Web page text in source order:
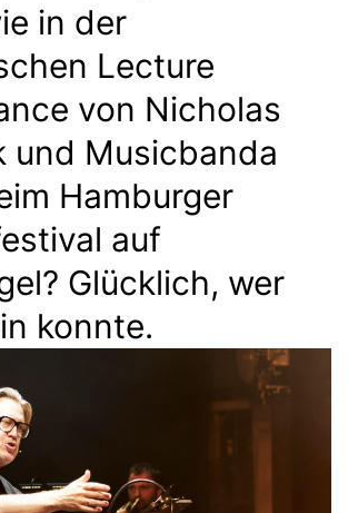
in der
Lecture
von Nicholas
und Musicbanda
Hamburger
auf
Glücklich, wer
konnte.